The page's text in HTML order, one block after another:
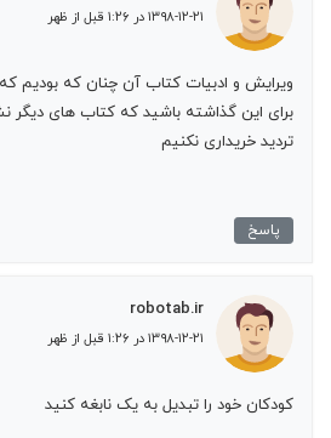
۱۳۹۸-۱۲-۲۱ در ۱:۲۶ قبل از ظهر
ویرایش و ادبیات کتاب آن چنان که بودیم که
برای این گذاشته باشید که کتاب های دیگر
تردید خریداری نکنیم
پاسخ
robotab.ir
۱۳۹۸-۱۲-۲۱ در ۱:۲۶ قبل از ظهر
کودکان خود را تبدیل به یک نابغه کنید